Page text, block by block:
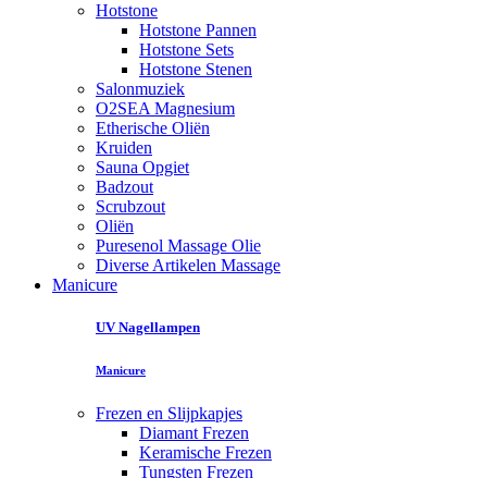
Hotstone
Hotstone Pannen
Hotstone Sets
Hotstone Stenen
Salonmuziek
O2SEA Magnesium
Etherische Oliën
Kruiden
Sauna Opgiet
Badzout
Scrubzout
Oliën
Puresenol Massage Olie
Diverse Artikelen Massage
Manicure
UV Nagellampen
Manicure
Frezen en Slijpkapjes
Diamant Frezen
Keramische Frezen
Tungsten Frezen